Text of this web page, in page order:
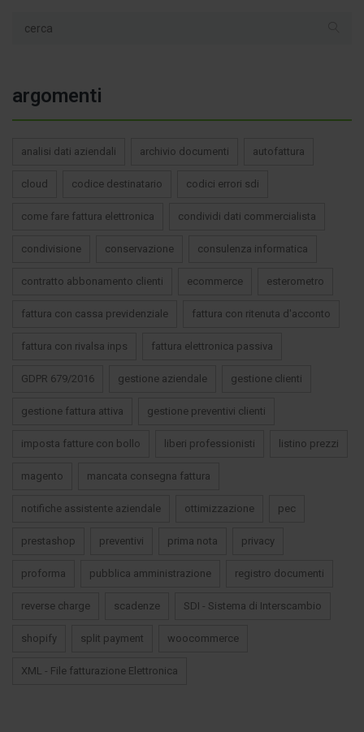
argomenti
analisi dati aziendali archivio documenti autofattura
cloud codice destinatario codici errori sdi
come fare fattura elettronica condividi dati commercialista
condivisione conservazione consulenza informatica
contratto abbonamento clienti ecommerce esterometro
fattura con cassa previdenziale fattura con ritenuta d'acconto
fattura con rivalsa inps fattura elettronica passiva
GDPR 679/2016 gestione aziendale gestione clienti
gestione fattura attiva gestione preventivi clienti
imposta fatture con bollo liberi professionisti listino prezzi
magento mancata consegna fattura
notifiche assistente aziendale ottimizzazione pec
prestashop preventivi prima nota privacy
proforma pubblica amministrazione registro documenti
reverse charge scadenze SDI - Sistema di Interscambio
shopify split payment woocommerce
XML - File fatturazione Elettronica